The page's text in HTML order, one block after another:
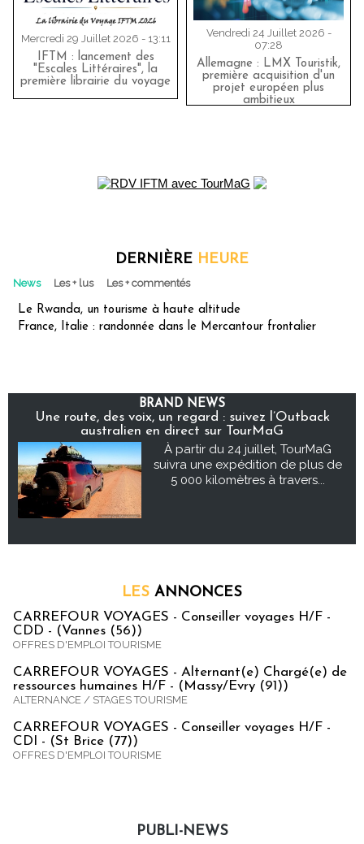
Mercredi 29 Juillet 2026 - 13:11
IFTM : lancement des
"Escales Littéraires", la
première librairie du voyage
Vendredi 24 Juillet 2026 -
07:28
Allemagne : LMX Touristik,
première acquisition d'un
projet européen plus
ambitieux
DERNIÈRE HEURE
News Les + lus Les + commentés
Le Rwanda, un tourisme à haute altitude
France, Italie : randonnée dans le Mercantour frontalier
BRAND NEWS
Une route, des voix, un regard : suivez l’Outback
australien en direct sur TourMaG
À partir du 24 juillet, TourMaG
suivra une expédition de plus de
5 000 kilomètres à travers...
LES ANNONCES
CARREFOUR VOYAGES - Conseiller voyages H/F -
CDD - (Vannes (56))
OFFRES D'EMPLOI TOURISME
CARREFOUR VOYAGES - Alternant(e) Chargé(e) de
ressources humaines H/F - (Massy/Evry (91))
ALTERNANCE / STAGES TOURISME
CARREFOUR VOYAGES - Conseiller voyages H/F -
CDI - (St Brice (77))
OFFRES D'EMPLOI TOURISME
PUBLI-NEWS